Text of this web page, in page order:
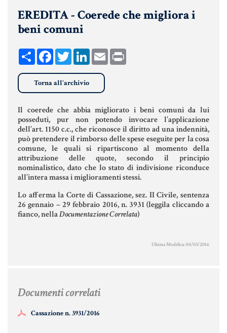
UNIONI CIVILI & CONVIVENZE
EREDITÀ & TESTAMENTO
TESTAMENTO DI VITA
Donazioni, Trust, Tutela del
Patrimonio
DONAZIONI
PATTO DI FAMIGLIA
TRUST E AFFIDAMENTO FIDUCIARIO
TUTELA DEL PATRIMONIO
EREDITA - Coerede che migliora i
beni comuni
ShareFacebookTwitterLinkedInEmail
Torna all'archivio
Il coerede che abbia migliorato i beni comuni da lui
posseduti, pur non potendo invocare l’applicazione
dell’art. 1150 c.c., che riconosce il diritto ad una indennità,
può pretendere il rimborso delle spese eseguite per la cosa
comune, le quali si ripartiscono al momento della
attribuzione delle quote, secondo il principio
nominalistico, dato che lo stato di indivisione riconduce
all’intera massa i miglioramenti stessi.
Lo afferma la Corte di Cassazione, sez. II Civile, sentenza
26 gennaio – 29 febbraio 2016, n. 3931 (leggila cliccando a
fianco, nellaDocumentazione Correlata)
Ultima Modifica: 04/03/2016
Documenti correlati
Cassazione n. 3931/2016